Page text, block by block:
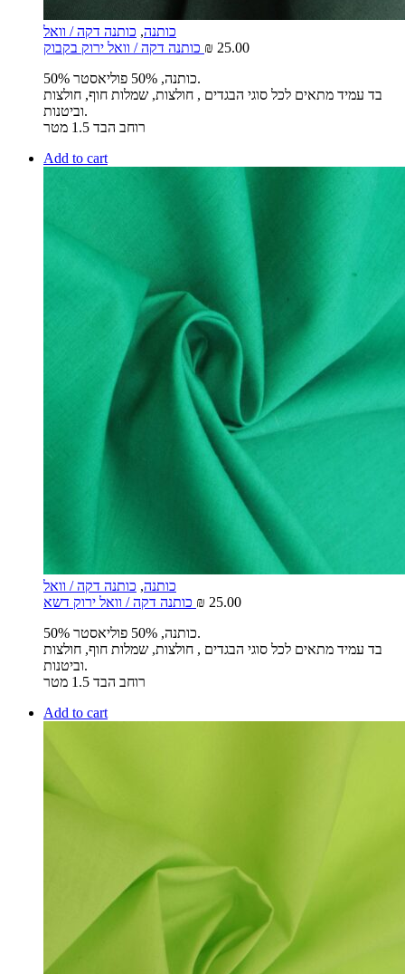
כותנה, כותנה דקה / וואל
₪ 25.00
50% כותנה, 50% פוליאסטר.
בד עמיד מתאים לכל סוגי הבגדים , חולצות, שמלות חוף, חולצות
וביטנות.
רוחב הבד 1.5 מטר
Add to cart
כותנה, כותנה דקה / וואל
₪ 25.00
50% כותנה, 50% פוליאסטר.
בד עמיד מתאים לכל סוגי הבגדים , חולצות, שמלות חוף, חולצות
וביטנות.
רוחב הבד 1.5 מטר
Add to cart